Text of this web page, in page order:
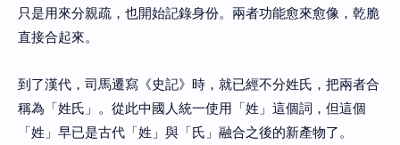
只是用來分親疏，也開始記錄身份。兩者功能愈來愈像，乾脆
直接合起來。
到了漢代，司馬遷寫《史記》時，就已經不分姓氏，把兩者合
稱為「姓氏」。從此中國人統一使用「姓」這個詞，但這個
「姓」早已是古代「姓」與「氏」融合之後的新產物了。